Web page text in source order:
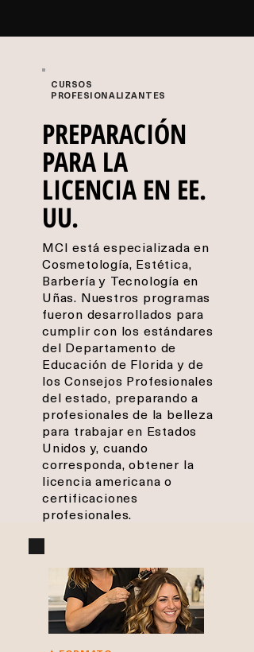
CURSOS
PROFESIONALIZANTES
PREPARACIÓN
PARA LA
LICENCIA EN EE.
UU.
MCI está especializada en
Cosmetología, Estética,
Barbería y Tecnología en
Uñas. Nuestros programas
fueron desarrollados para
cumplir con los estándares
del Departamento de
Educación de Florida y de
los Consejos Profesionales
del estado, preparando a
profesionales de la belleza
para trabajar en Estados
Unidos y, cuando
corresponda, obtener la
licencia americana o
certificaciones
profesionales.